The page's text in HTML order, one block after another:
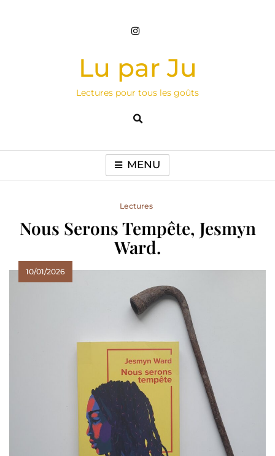
Lu par Ju
Lectures pour tous les goûts
MENU
Lectures
Nous Serons Tempête, Jesmyn
Ward.
10/01/2026